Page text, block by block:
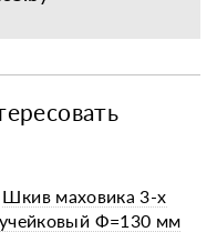
Шкив маховика 3-х
Ф=130 мм